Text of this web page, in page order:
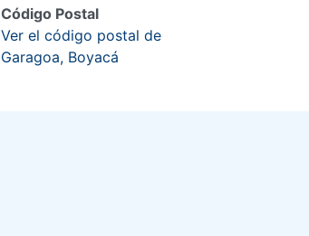
Código Postal
Ver el código postal de
Garagoa, Boyacá